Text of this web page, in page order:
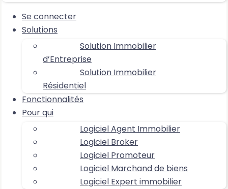
Se connecter
Solutions
Solution Immobilier
d’Entreprise
Solution Immobilier
Résidentiel
Fonctionnalités
Pour qui
Logiciel Agent Immobilier
Logiciel Broker
Logiciel Promoteur
Logiciel Marchand de biens
Logiciel Expert immobilier